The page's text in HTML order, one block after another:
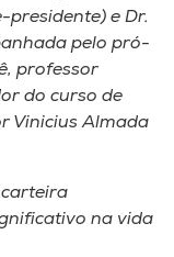
presidente) e Dr.
pelo pró-
professor
do curso de
Vinicius Almada
carteira
na vida